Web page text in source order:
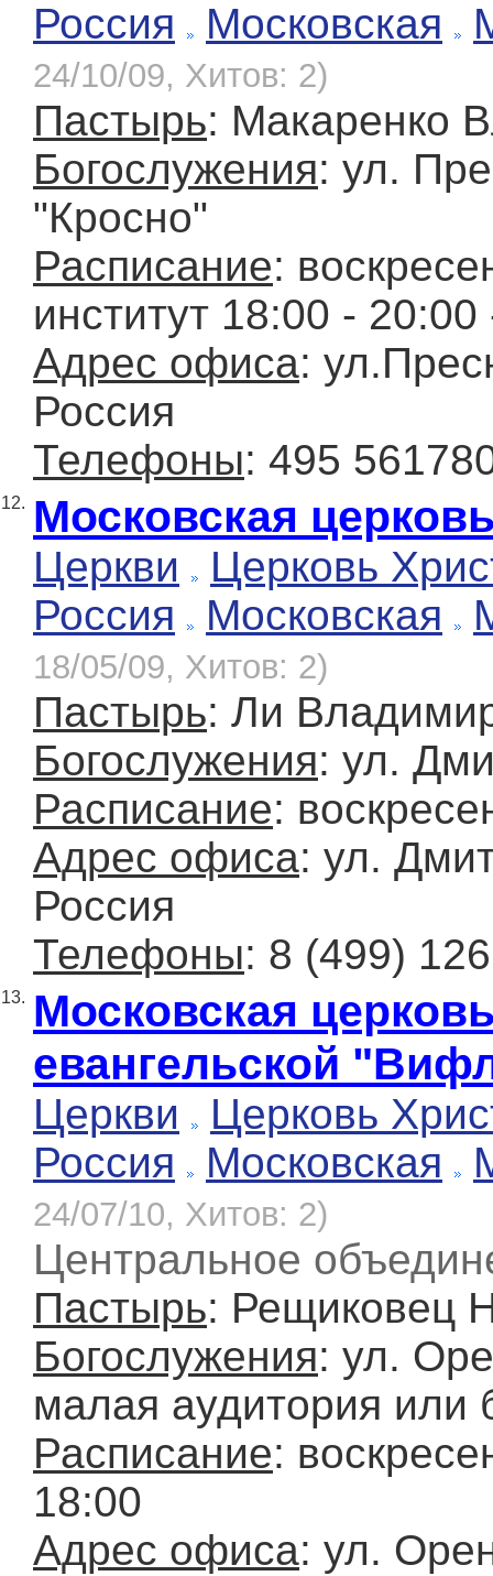
Россия Московская
24/10/09, Хитов: 2)
Пастырь: Макаренко
Богослужения: ул.
"Кросно"
Расписание:
институт 18:00 -
Адрес офиса:
Россия
Телефоны: 495
12. Московская
Церкви
Церковь
Россия
Московская
18/05/09, Хитов: 2)
Пастырь: Ли
Богослужения: ул.
Расписание:
Адрес офиса: ул.
Россия
Телефоны: 8 (499)
13. Московская
евангельской
Церкви
Церковь
Россия
Московская
24/07/10, Хитов: 2)
Центральное
Пастырь: Рещиковец
Богослужения: ул.
малая аудитория или
Расписание:
18:00
Адрес офиса: ул.